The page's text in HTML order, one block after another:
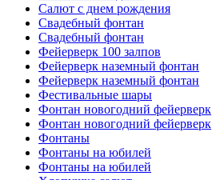
Салют с днем рождения
Свадебный фонтан
Свадебный фонтан
Фейерверк 100 залпов
Фейерверк наземный фонтан
Фейерверк наземный фонтан
Фестивальные шары
Фонтан новогодний фейерверк
Фонтан новогодний фейерверк
Фонтаны
Фонтаны на юбилей
Фонтаны на юбилей